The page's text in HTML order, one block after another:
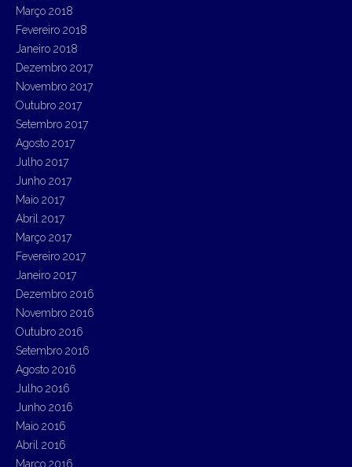
Março 2018
Fevereiro 2018
Janeiro 2018
Dezembro 2017
Novembro 2017
Outubro 2017
Setembro 2017
Agosto 2017
Julho 2017
Junho 2017
Maio 2017
Abril 2017
Março 2017
Fevereiro 2017
Janeiro 2017
Dezembro 2016
Novembro 2016
Outubro 2016
Setembro 2016
Agosto 2016
Julho 2016
Junho 2016
Maio 2016
Abril 2016
Março 2016